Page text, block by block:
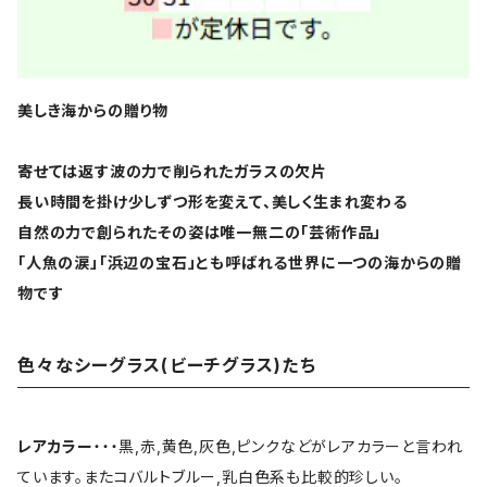
美しき海からの贈り物
寄せては返す波の力で削られたガラスの欠片
長い時間を掛け少しずつ形を変えて、美しく生まれ変わる
自然の力で創られたその姿は唯一無二の「芸術作品」
「人魚の涙」「浜辺の宝石」とも呼ばれる世界に一つの海からの贈
物です
色々なシーグラス(ビーチグラス)たち
レアカラー・・・黒,赤,黄色,灰色,ピンクなどがレアカラーと言われ
ています。またコバルトブルー,乳白色系も比較的珍しい。